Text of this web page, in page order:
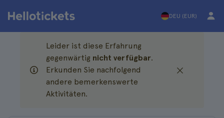
DEU (EUR)
Leider ist diese Erfahrung
gegenwärtig nicht verfügbar.
Erkunden Sie nachfolgend
andere bemerkenswerte
Aktivitäten.